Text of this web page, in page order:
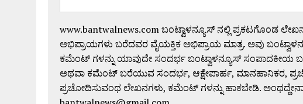
www.bantwalnews.com ಬಂಟ್ವಾಳನ್ಯೂಸ್ ನಲ್ಲಿ ಪ್ರಕಟಗೊಂಡ
ಅಭಿಪ್ರಾಯಗಳು ಬರೆದವರ ವೈಯಕ್ತಿಕ ಅಭಿಪ್ರಾಯ ಮಾತ್ರ. ಅವು
ಕಮೆಂಟ್ ಗಳನ್ನು ಯಾವುದೇ ಸಂದರ್ಭ ಬಂಟ್ವಾಳನ್ಯೂಸ್ ಸಂಪಾದಕೀಯ
ಅಥವಾ ಕಮೆಂಟ್ ಬರೆಯುವ ಸಂದರ್ಭ, ಆಕ್ಷೇಪಾರ್ಹ, ಮಾನಹಾನಿಕರ,
ಪ್ರಚೋದಿಸುವಂಥ ಲೇಖನಗಳು, ಕಮೆಂಟ್ ಗಳನ್ನು ಹಾಕಬೇಡಿ.